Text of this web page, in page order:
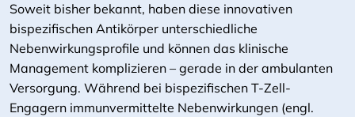
Soweit bisher bekannt, haben diese innovativen
bispezifischen Antikörper unterschiedliche
Nebenwirkungsprofile und können das klinische
Management komplizieren – gerade in der ambulanten
Versorgung. Während bei bispezifischen T-Zell-
Engagern immunvermittelte Nebenwirkungen (engl.